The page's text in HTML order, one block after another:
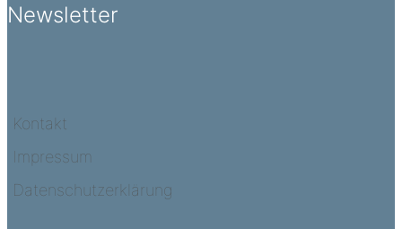
Newsletter
Kontakt
Impressum
Datenschutzerklärung